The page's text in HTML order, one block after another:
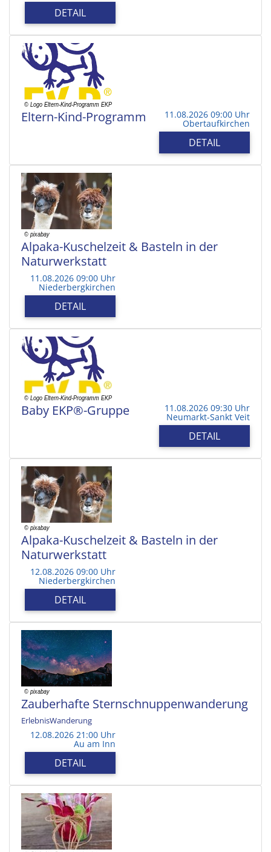
DETAIL
Eltern-Kind-Programm 11.08.2026 09:00 Uhr
Obertaufkirchen
DETAIL
Alpaka-Kuschelzeit & Basteln in der
Naturwerkstatt
11.08.2026 09:00 Uhr
Niederbergkirchen
DETAIL
Baby EKP®-Gruppe 11.08.2026 09:30 Uhr
Neumarkt-Sankt Veit
DETAIL
Alpaka-Kuschelzeit & Basteln in der
Naturwerkstatt
12.08.2026 09:00 Uhr
Niederbergkirchen
DETAIL
Zauberhafte Sternschnuppenwanderung
ErlebnisWanderung
12.08.2026 21:00 Uhr
Au am Inn
DETAIL